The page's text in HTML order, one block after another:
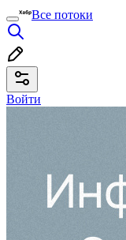
Все потоки
Войти